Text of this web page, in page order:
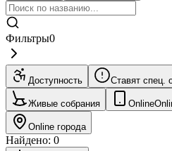
Фильтры0
Доступность Ставят спец.
Живые собрания Online
Online города
Найдено: 0